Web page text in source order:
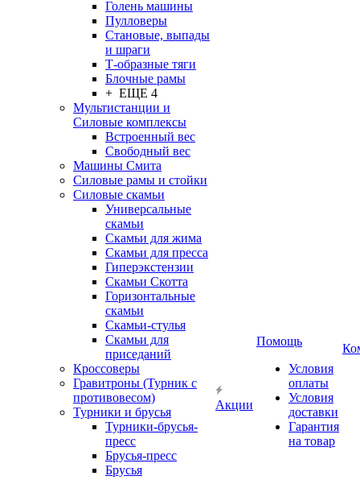
Голень машины
Пулловеры
Становые, выпады
и шраги
Т-образные тяги
Блочные рамы
+ ЕЩЕ 4
Мультистанции и
Силовые комплексы
Встроенный вес
Свободный вес
Машины Смита
Силовые рамы и стойки
Силовые скамьи
Универсальные
скамьи
Скамьи для жима
Скамьи для пресса
Гиперэкстензии
Скамьи Скотта
Горизонтальные
скамьи
Скамьи-стулья
Скамьи для
приседаний
Кроссоверы
Гравитроны (Турник с
противовесом)
Турники и брусья
Турники-брусья-
пресс
Брусья-пресс
Брусья
Акции
Помощь
Условия
оплаты
Условия
доставки
Гарантия
на товар